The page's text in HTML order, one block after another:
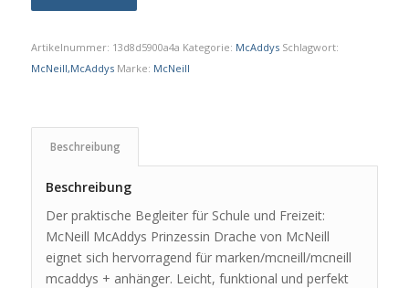
Artikelnummer: 13d8d5900a4a Kategorie: McAddys Schlagwort:
McNeill,McAddys Marke: McNeill
Beschreibung
Beschreibung
Der praktische Begleiter für Schule und Freizeit:
McNeill McAddys Prinzessin Drache von McNeill
eignet sich hervorragend für marken/mcneill/mcneill
mcaddys + anhänger. Leicht, funktional und perfekt